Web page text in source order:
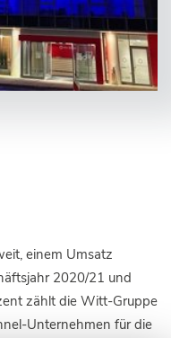
einem Umsatz
2020/21 und
zählt die Witt-Gruppe
Unternehmen für die